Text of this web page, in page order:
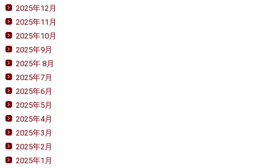
2025年12月
2025年11月
2025年10月
2025年9月
2025年 8月
2025年7月
2025年6月
2025年5月
2025年4月
2025年3月
2025年2月
2025年1月